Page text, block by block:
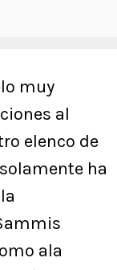
muy
al
elenco de
ha
ala